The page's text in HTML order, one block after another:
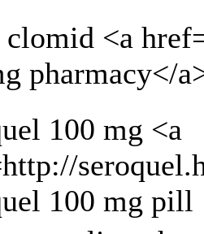
clomid <a
pharmacy</
100 mg <a
100 mg pill